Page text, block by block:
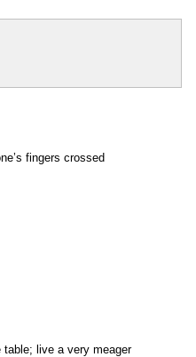
fingers crossed
live a very meager